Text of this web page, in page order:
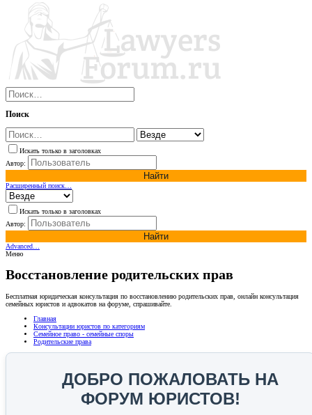
Поиск
Искать только в заголовках
Автор:
Найти
Расширенный поиск…
Искать только в заголовках
Автор:
Найти
Advanced…
Меню
Восстановление родительских прав
Бесплатная юридическая консультация по восстановлению родительских прав, онлайн консультация
семейных юристов и адвокатов на форуме, спрашивайте.
Главная
Консультации юристов по категориям
Семейное право - семейные споры
Родительские права
ДОБРО ПОЖАЛОВАТЬ НА
ФОРУМ ЮРИСТОВ!